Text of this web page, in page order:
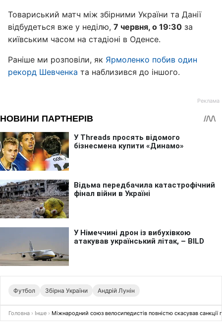
Товариський матч між збірними України та Данії
відбудеться вже у неділю, 7 червня, о 19:30 за
київським часом на стадіоні в Оденсе.
Раніше ми розповіли, як Ярмоленко побив один
рекорд Шевченка та наблизився до іншого.
Футбол Збірна України Андрій Лунін
Головна › Інше › Міжнародний союз велосипедистів повністю скасував санкції